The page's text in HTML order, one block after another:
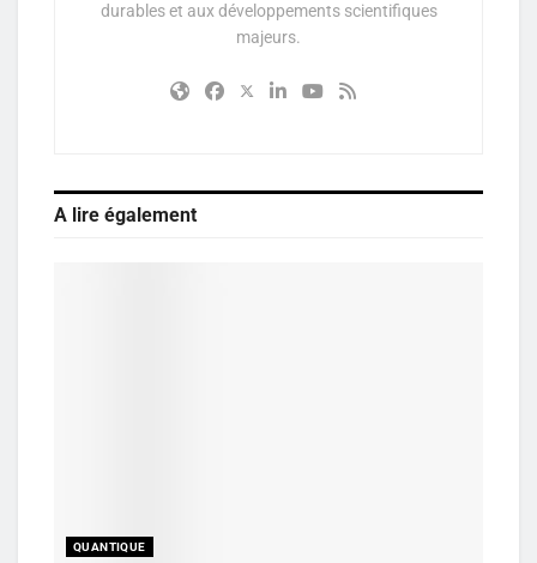
durables et aux développements scientifiques
majeurs.
A lire également
QUANTIQUE